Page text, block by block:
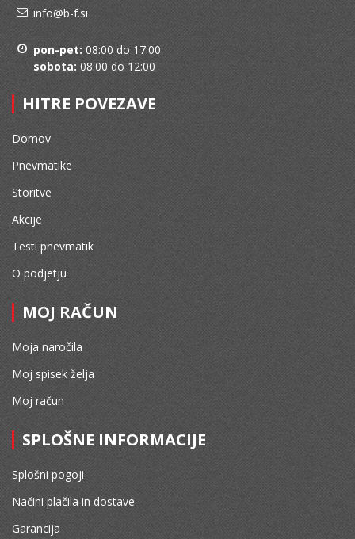
info@b-f.si
pon-pet: 08:00 do 17:00
sobota: 08:00 do 12:00
HITRE POVEZAVE
Domov
Pnevmatike
Storitve
Akcije
Testi pnevmatik
O podjetju
MOJ RAČUN
Moja naročila
Moj spisek želja
Moj račun
SPLOŠNE INFORMACIJE
Splošni pogoji
Načini plačila in dostave
Garancija